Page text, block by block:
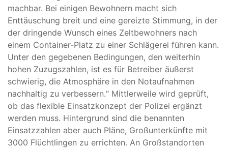
machbar. Bei einigen Bewohnern macht sich
Enttäuschung breit und eine gereizte Stimmung, in der
der dringende Wunsch eines Zeltbewohners nach
einem Container-Platz zu einer Schlägerei führen kann.
Unter den gegebenen Bedingungen, den weiterhin
hohen Zuzugszahlen, ist es für Betreiber äußerst
schwierig, die Atmosphäre in den Notaufnahmen
nachhaltig zu verbessern.“ Mittlerweile wird geprüft,
ob das flexible Einsatzkonzept der Polizei ergänzt
werden muss. Hintergrund sind die benannten
Einsatzzahlen aber auch Pläne, Großunterkünfte mit
3000 Flüchtlingen zu errichten. An Großstandorten